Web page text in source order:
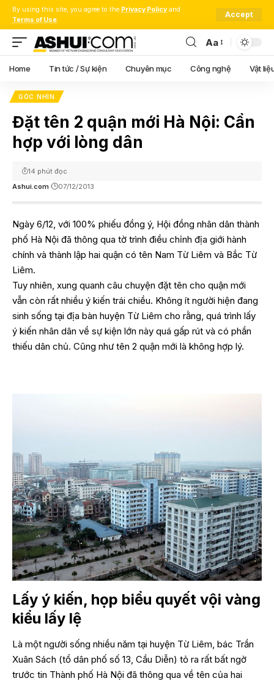
By using this site, you agree to the Privacy Policy and
Terms of Use.
Accept
Font
Resizer
Aa
Home Tin tức / Sự kiện Chuyên mục Công nghệ Vật
GÓC NHÌN
Đặt tên 2 quận mới Hà Nội: Cần
hợp với lòng dân
Ashui.com 07/12/2013
14 phút đọc
Ngày 6/12, với 100% phiếu đồng ý, Hội đồng nhân dân thành
phố Hà Nội đã thông qua tờ trình điều chỉnh địa giới hành
chính và thành lập hai quận có tên Nam Từ Liêm và Bắc Từ
Liêm.
Tuy nhiên, xung quanh câu chuyện đặt tên cho quận mới
vẫn còn rất nhiều ý kiến trái chiều. Không ít người hiện đang
sinh sống tại địa bàn huyện Từ Liêm cho rằng, quá trình lấy
ý kiến nhân dân về sự kiện lớn này quá gấp rút và có phần
thiếu dân chủ. Cũng như tên 2 quận mới là không hợp lý.
Lấy ý kiến, họp biểu quyết vội vàng
kiểu lấy lệ
Là một người sống nhiều năm tại huyện Từ Liêm, bác Trần
Xuân Sách (tổ dân phố số 13, Cầu Diễn) tỏ ra rất bất ngờ
trước tin Thành phố Hà Nội đã thông qua về tên của hai